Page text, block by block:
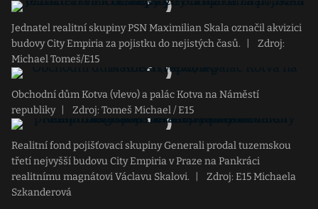
Jednatel realitní skupiny PSN Maximilian Skala označil akvizici
budovy City Empiria za pojistku do nejistých časů.
Zdroj:
Michael Tomeš/E15
Obchodní dům Kotva (vlevo) a palác Kotva na Náměstí
republiky
Zdroj: Tomeš Michael / E15
Realitní fond pojišťovací skupiny Generali prodal tuzemskou
třetí nejvyšší budovu City Empiria v Praze na Pankráci
realitnímu magnátovi Václavu Skalovi.
Zdroj: E15 Michaela
Szkanderová